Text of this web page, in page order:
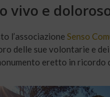
vivo e
l’associazione Senso
delle sue volontarie e
eretto in ricordo